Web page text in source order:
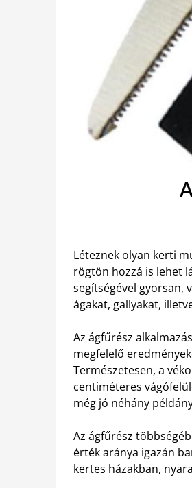
Léteznek olyan kerti
rögtön hozzá is lehet
segítségével gyorsan,
ágakat, gallyakat,
Az ágfűrész
megfelelő
Természetesen, a
centiméteres
még jó néhány
Az ágfűrész
érték aránya igazán
kertes házakban,